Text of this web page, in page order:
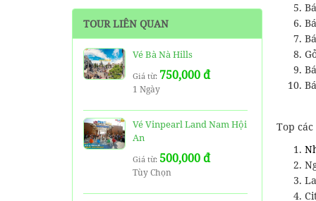
TOP 16 địa điểm du lịch
HẤP DẪN nhất việt nam:
nào?
cáp treo Núi Bà Đen Tây
Ninh
HƯỚNG DẪN đi du lịch
TAM ĐẢO chi tiết kèm
TOUR LIÊN QUAN
Vé Bà Nà Hills
Giá từ: 750,000 đ
1 Ngày
Vé Vinpearl Land Nam Hội
An
Giá từ: 500,000 đ
Tùy Chọn
Top